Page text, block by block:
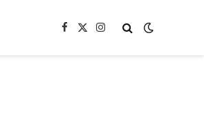
Facebook
X
Instagram